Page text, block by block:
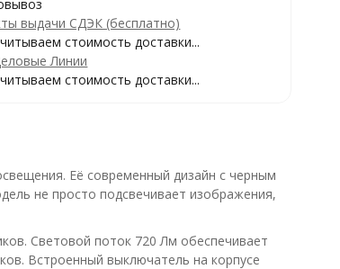
выдачи СДЭК (бесплатно)
стоимость доставки...
Линии
стоимость доставки...
Её современный дизайн с черным
не просто подсвечивает изображения,
Световой поток 720 Лм обеспечивает
Встроенный выключатель на корпусе